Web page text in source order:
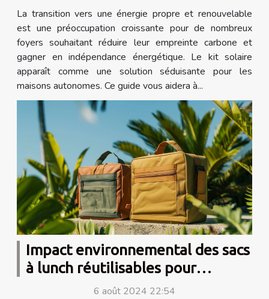
La transition vers une énergie propre et renouvelable
est une préoccupation croissante pour de nombreux
foyers souhaitant réduire leur empreinte carbone et
gagner en indépendance énergétique. Le kit solaire
apparaît comme une solution séduisante pour les
maisons autonomes. Ce guide vous aidera à...
Impact environnemental des sacs
à lunch réutilisables pour
6 août 2024 22:54